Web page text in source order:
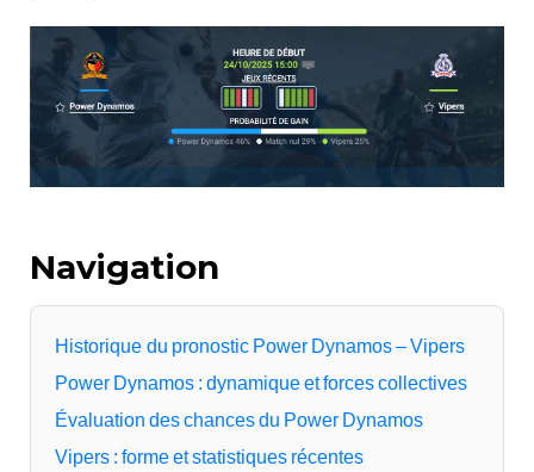
Navigation
Historique du pronostic Power Dynamos – Vipers
Power Dynamos : dynamique et forces collectives
Évaluation des chances du Power Dynamos
Vipers : forme et statistiques récentes